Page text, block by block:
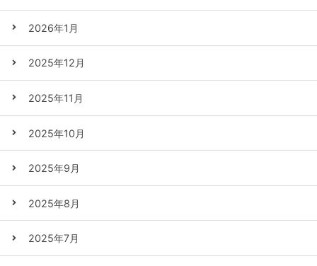
2026年1月
2025年12月
2025年11月
2025年10月
2025年9月
2025年8月
2025年7月